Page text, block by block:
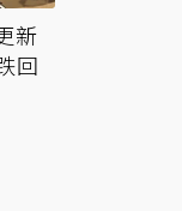
新
回